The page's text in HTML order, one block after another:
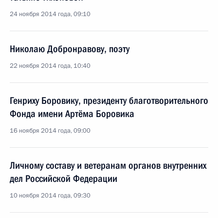
24 ноября 2014 года, 09:10
Николаю Добронравову, поэту
22 ноября 2014 года, 10:40
Генриху Боровику, президенту благотворительного
Фонда имени Артёма Боровика
16 ноября 2014 года, 09:00
Личному составу и ветеранам органов внутренних
дел Российской Федерации
10 ноября 2014 года, 09:30